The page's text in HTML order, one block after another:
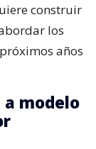
construir
los
años
modelo